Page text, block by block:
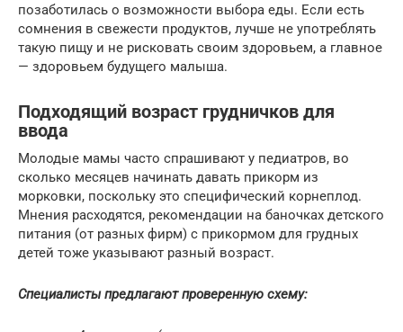
позаботилась о возможности выбора еды. Если есть
сомнения в свежести продуктов, лучше не употреблять
такую ​​пищу и не рисковать своим здоровьем, а главное
— здоровьем будущего малыша.
Подходящий возраст грудничков для
ввода
Молодые мамы часто спрашивают у педиатров, во
сколько месяцев начинать давать прикорм из
морковки, поскольку это специфический корнеплод.
Мнения расходятся, рекомендации на баночках детского
питания (от разных фирм) с прикормом для грудных
детей тоже указывают разный возраст.
Специалисты предлагают проверенную схему: